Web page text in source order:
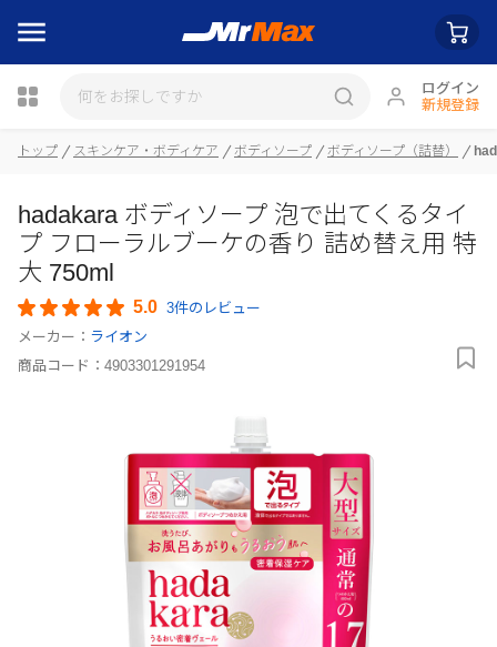
ログイン
新規登録
瓶詰
トップ スキンケア・ボディケア ボディソープ ボディソープ（詰替）
hadakara ボディソープ 泡で出てくるタイ
プ フローラルブーケの香り 詰め替え用 特
大 750ml
5.0 3件のレビュー
メーカー： ライオン
商品コード： 4903301291954